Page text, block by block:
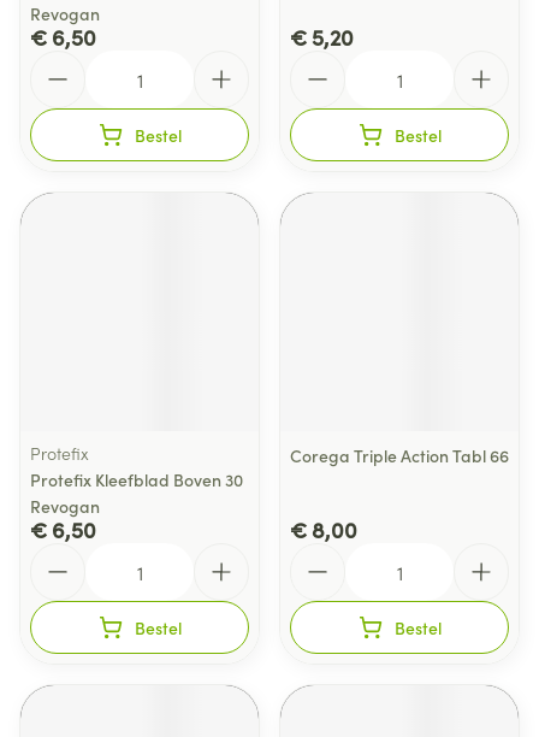
Revogan
€ 6,50
Bestel
€ 5,20
Bestel
Protefix
Protefix Kleefblad Boven 30
Revogan
€ 6,50
Bestel
Corega Triple Action Tabl 66
€ 8,00
Bestel